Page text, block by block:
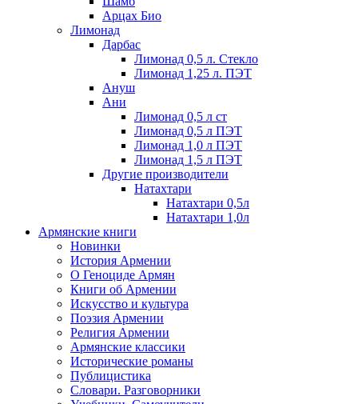
Арцах Био
Лимонад
Дарбас
Лимонад 0,5 л. Стекло
Лимонад 1,25 л. ПЭТ
Ануш
Ани
Лимонад 0,5 л ст
Лимонад 0,5 л ПЭТ
Лимонад 1,0 л ПЭТ
Лимонад 1,5 л ПЭТ
Другие производители
Натахтари
Натахтари 0,5л
Натахтари 1,0л
Армянские книги
Новинки
История Армении
О Геноциде Армян
Книги об Армении
Иcкусство и культура
Поэзия Армении
Религия Армении
Армянские классики
Исторические романы
Публицистика
Словари. Разговорники